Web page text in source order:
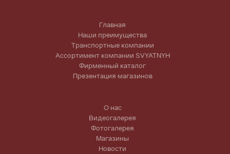
Главная
Наши преимущества
Транспортные компании
Ассортимент компании SVYATNYH
Фирменный каталог
Презентация магазинов
О нас
Видеогалерея
Фотогалерея
Магазины
Новости